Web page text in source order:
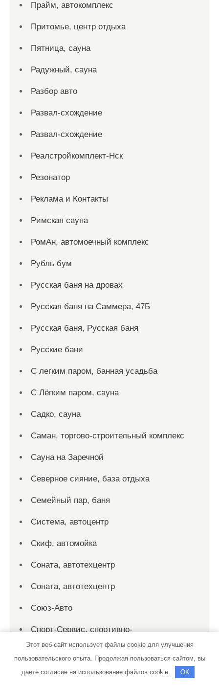
Прайм, автокомплекс
Притомье, центр отдыха
Пятница, сауна
Радужный, сауна
Разбор авто
Развал-схождение
Развал-схождение
Реалстройкомплект-Нск
Резонатор
Реклама и Контакты
Римская сауна
РомАн, автомоечный комплекс
Рубль бум
Русская баня на дровах
Русская баня на Саммера, 47Б
Русская баня, Русская баня
Русские бани
С легким паром, банная усадьба
С Лёгким паром, сауна
Садко, сауна
Саман, торгово-строительный комплекс
Сауна на Заречной
Северное сияние, база отдыха
Семейный пар, баня
Система, автоцентр
Скиф, автомойка
Соната, автотехцентр
Соната, автотехцентр
Союз-Авто
Спорт-Сервис, спортивно-
оздоровительный центр
Этот веб-сайт использует файлы cookie для улучшения
пользовательского опыта. Продолжая пользоваться сайтом, вы
даете согласие на использование файлов cookie.
OK